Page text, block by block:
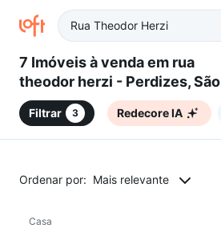
7 Imóveis à venda em rua
theodor herzi - Perdizes, São
Paulo, SP
Filtrar 3 Redecore IA
Ordenar por: Mais relevante
Casa